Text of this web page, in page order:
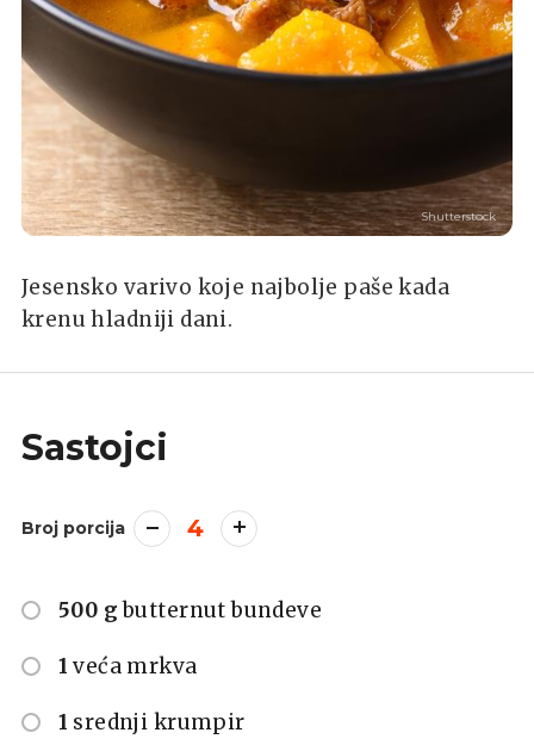
Shutterstock
Jesensko varivo koje najbolje paše kada
krenu hladniji dani.
Sastojci
Broj porcija 4
500 g butternut bundeve
1 veća mrkva
1 srednji krumpir